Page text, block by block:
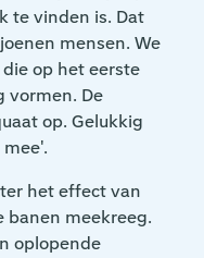
te vinden is. Dat
mensen. We
op het eerste
vormen. De
op. Gelukkig
het effect van
banen meekreeg.
oplopende